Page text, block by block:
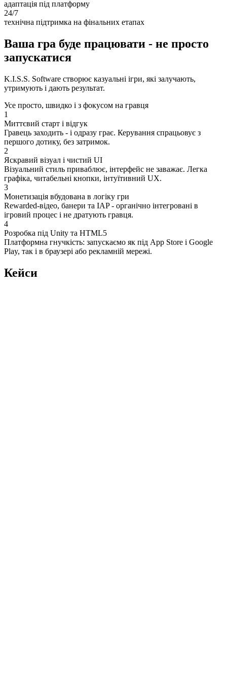
адаптація під платформу
24/7
технічна підтримка на фінальних етапах
Ваша гра буде працювати - не просто
запускатися
K.I.S.S. Software створює казуальні ігри, які залучають,
утримують і дають результат.
Усе просто, швидко і з фокусом на гравця
1
Миттєвий старт і відгук
Гравець заходить - і одразу грає. Керування спрацьовує з
першого дотику, без затримок.
2
Яскравий візуал і чистий UI
Візуальний стиль приваблює, інтерфейс не заважає. Легка
графіка, читабельні кнопки, інтуїтивний UX.
3
Монетизація вбудована в логіку гри
Rewarded-відео, банери та IAP - органічно інтегровані в
ігровий процес і не дратують гравця.
4
Розробка під Unity та HTML5
Платформна гнучкість: запускаємо як під App Store і Google
Play, так і в браузері або рекламній мережі.
Кейси